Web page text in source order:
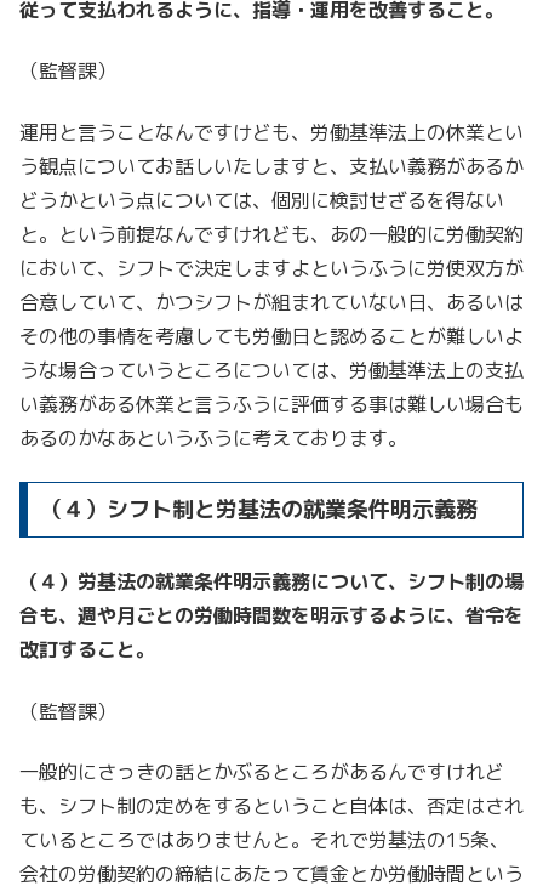
従って支払われるように、指導・運用を改善すること。
（監督課）
運用と言うことなんですけども、労働基準法上の休業とい
う観点についてお話しいたしますと、支払い義務があるか
どうかという点については、個別に検討せざるを得ない
と。という前提なんですけれども、あの一般的に労働契約
において、シフトで決定しますよというふうに労使双方が
合意していて、かつシフトが組まれていない日、あるいは
その他の事情を考慮しても労働日と認めることが難しいよ
うな場合っていうところについては、労働基準法上の支払
い義務がある休業と言うふうに評価する事は難しい場合も
あるのかなあというふうに考えております。
（４）シフト制と労基法の就業条件明示義務
（４）労基法の就業条件明示義務について、シフト制の場
合も、週や月ごとの労働時間数を明示するように、省令を
改訂すること。
（監督課）
一般的にさっきの話とかぶるところがあるんですけれど
も、シフト制の定めをするということ自体は、否定はされ
ているところではありませんと。それで労基法の15条、
会社の労働契約の締結にあたって賃金とか労働時間という